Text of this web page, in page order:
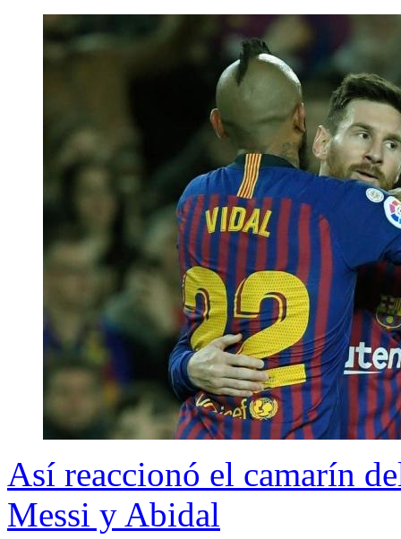
Así reaccionó el camarín
Messi y Abidal